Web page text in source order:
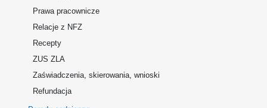
Prawa pracownicze
Relacje z NFZ
Recepty
ZUS ZLA
Zaświadczenia, skierowania, wnioski
Refundacja